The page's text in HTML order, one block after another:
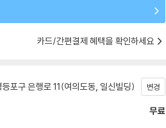
카드/간편결제 혜택을 확인하세요
포구 은행로 11(여의도동, 일신빌딩) 변경
무료